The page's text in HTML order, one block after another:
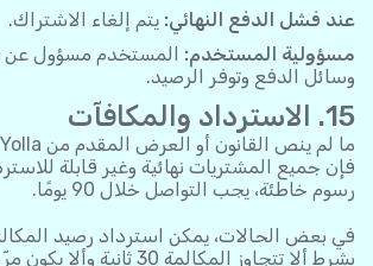
عند فشل الدفع النهائي: يتم إلغاء الاشتراك.
مسؤولية المستخدم: المستخدم مسؤول عن
وسائل الدفع وتوفر الرصيد.
15. الاسترداد والمكافآت
فإن جميع المشتريات نهائية وغير قابلة
رسوم خاطئة، يجب التواصل خلال 90 يومًا.
في بعض الحالات، يمكن استرداد رصيد